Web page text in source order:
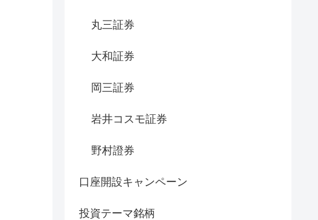
丸三証券
大和証券
岡三証券
岩井コスモ証券
野村證券
口座開設キャンペーン
投資テーマ銘柄